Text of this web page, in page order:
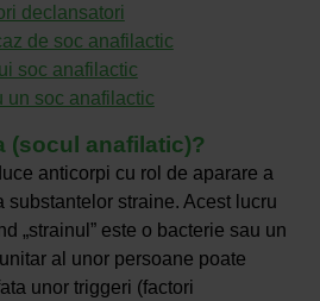
declansatori
de soc anafilactic
soc anafilactic
un soc anafilactic
(socul anafilatic)?
anticorpi cu rol de aparare a
substantelor straine. Acest lucru
„strainul” este o bacterie sau un
al unor persoane poate
unor triggeri (factori